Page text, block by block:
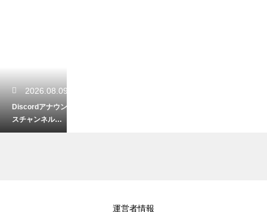
2026.08.09
Discordアナウン
スチャンネルの
設定方法！サー
運営者情報